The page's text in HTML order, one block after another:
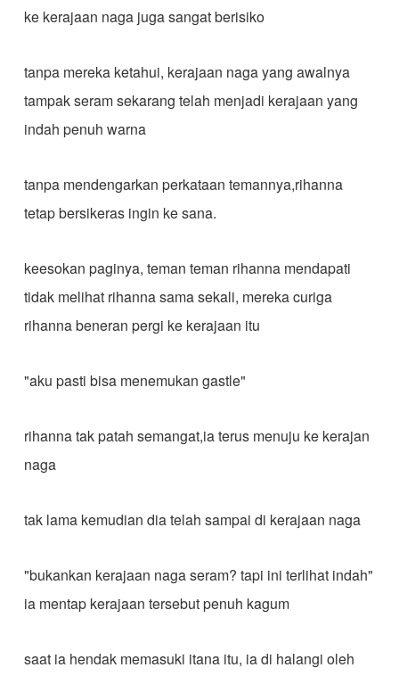
ke kerajaan naga juga sangat berisiko
tanpa mereka ketahui, kerajaan naga yang awalnya
tampak seram sekarang telah menjadi kerajaan yang
indah penuh warna
tanpa mendengarkan perkataan temannya,rihanna
tetap bersikeras ingin ke sana.
keesokan paginya, teman teman rihanna mendapati
tidak melihat rihanna sama sekali, mereka curiga
rihanna beneran pergi ke kerajaan itu
"aku pasti bisa menemukan gastle"
rihanna tak patah semangat,ia terus menuju ke kerajan
naga
tak lama kemudian dia telah sampai di kerajaan naga
"bukankan kerajaan naga seram? tapi ini terlihat indah"
ia mentap kerajaan tersebut penuh kagum
saat ia hendak memasuki itana itu, ia di halangi oleh